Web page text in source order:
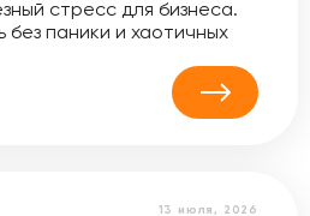
стресс для бизнеса.
без паники и хаотичных
13 июля, 2026